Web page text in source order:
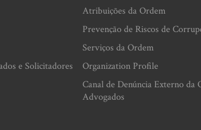
e Solicitadores
Atribuições da Ordem
Prevenção de Riscos de
Serviços da Ordem
Organization Profile
Canal de Denúncia Externo da
Advogados